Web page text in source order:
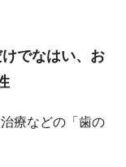
けでなはい、お
療などの「歯の